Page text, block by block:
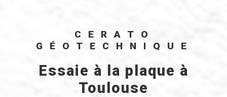
CERATO
GÉOTECHNIQUE
essaie à la plaque à
Toulouse